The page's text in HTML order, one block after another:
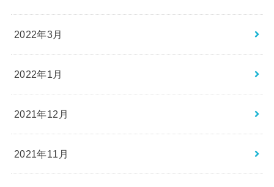
2022年3月
2022年1月
2021年12月
2021年11月